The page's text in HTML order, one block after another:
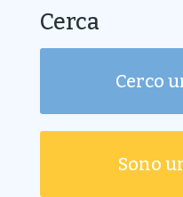
Cerca
Cerco
Sono